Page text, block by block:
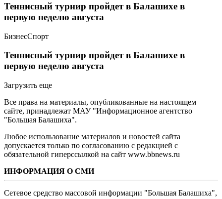
Теннисный турнир пройдет в Балашихе в
первую неделю августа
БизнесСпорт
Теннисный турнир пройдет в Балашихе в
первую неделю августа
Загрузить еще
Все права на материалы, опубликованные на настоящем
сайте, принадлежат МАУ "Информационное агентство
"Большая Балашиха".
Любое использование материалов и новостей сайта
допускается только по согласованию с редакцией с
обязательной гиперссылкой на сайт www.bbnews.ru
ИНФОРМАЦИЯ О СМИ
Сетевое средство массовой информации "Большая Балашиха",